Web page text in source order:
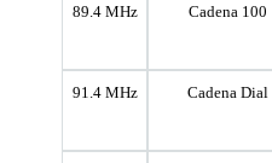
89.4 MHz Cadena 100
91.4 MHz Cadena Dial